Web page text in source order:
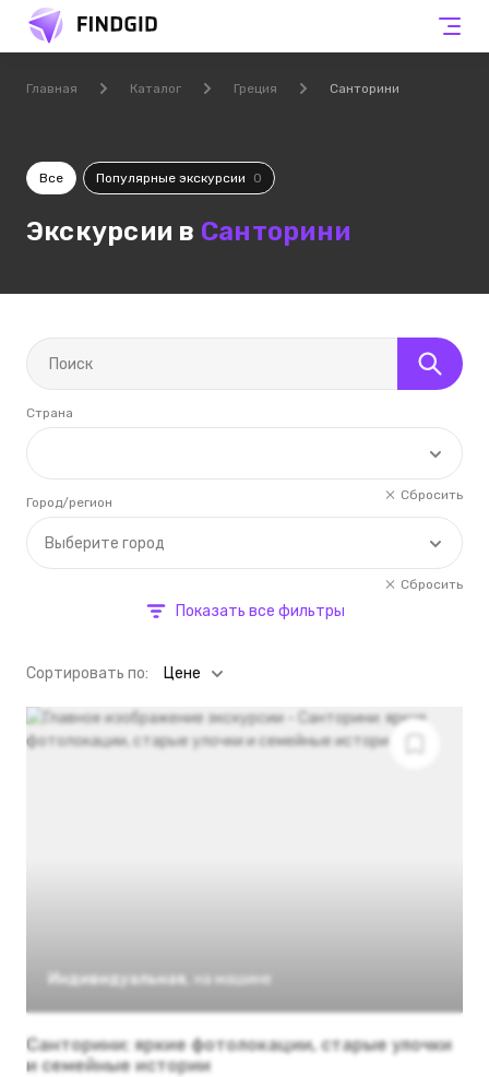
Главная Каталог Греция Санторини
Все Популярные экскурсии 0
Экскурсии в Санторини
Страна
Сбросить
Выберите город
Город/регион
Сбросить
Показать все фильтры
Cортировать по: Цене
Индивидуальная на машине
Санторини: яркие фотолокации, старые улочки
и семейные истории